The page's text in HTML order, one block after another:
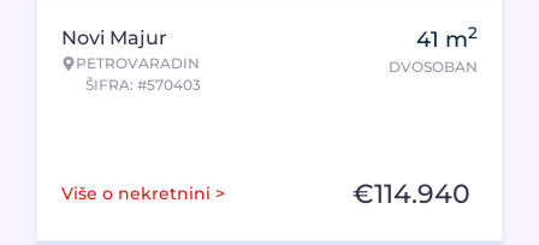
Novi Majur
PETROVARADIN
ŠIFRA: #570403
41 m2
DVOSOBAN
Više o nekretnini > €114.940